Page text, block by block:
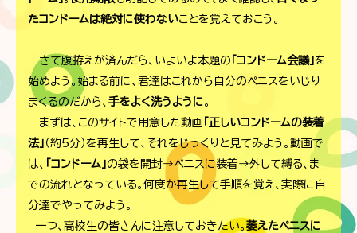
たコンドームは絶対に使わないことを覚えておこう。
さて腹拵えが済んだら、いよいよ本題の 「コンドーム会議」 を
始めよう。始まる前に、君達はこれから自分のペニスをいじり
まくるのだから、 手をよく洗うように 。
まずは、このサイトで用意した動画 「正しいコンドームの装着
法」 （約5分）を再生して、それをじっくりと見てみよう。動画で
は、 「コンドーム」 の袋を開封→ペニスに装着→外して縛る、ま
での流れとなっている。何度か再生して手順を覚え、実際に自
分達でやってみよう。
一つ、高校生の皆さんに注意しておきたい。 萎えたペニスに